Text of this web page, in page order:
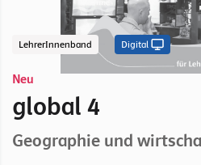
LehrerInnenband Digital
Neu
global 4
Geographie und